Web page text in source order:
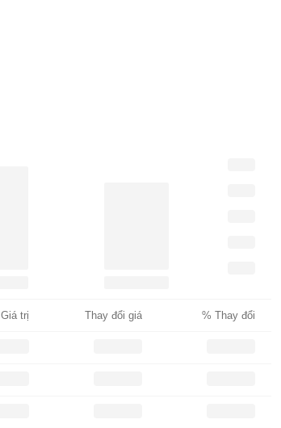
Giá trị Thay đổi giá % Thay đổi